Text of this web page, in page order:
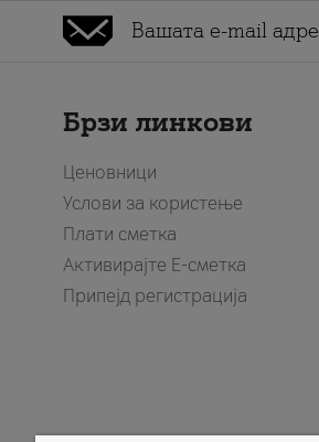
Брзи линкови
Ценовници
Услови за користење
Плати сметка
Активирајте Е-сметка
Припејд регистрација